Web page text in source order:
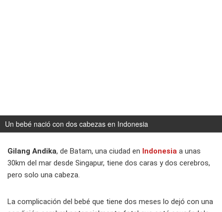
Un bebé nació con dos cabezas en Indonesia
Gilang Andika, de Batam, una ciudad en Indonesia a unas
30km del mar desde Singapur, tiene dos caras y dos cerebros,
pero solo una cabeza.
La complicación del bebé que tiene dos meses lo dejó con una